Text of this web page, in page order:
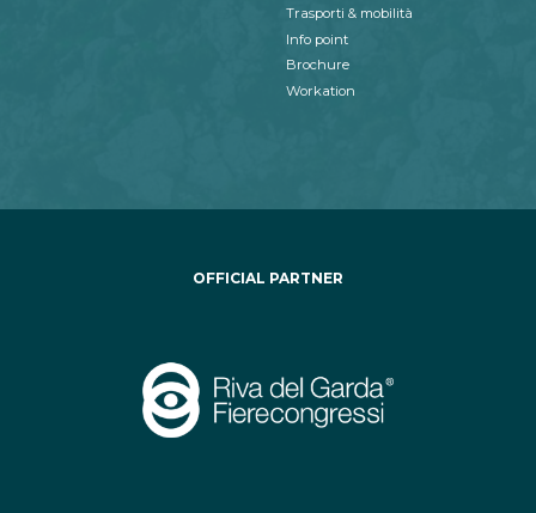
Trasporti & mobilità
Info point
Brochure
Workation
OFFICIAL PARTNER